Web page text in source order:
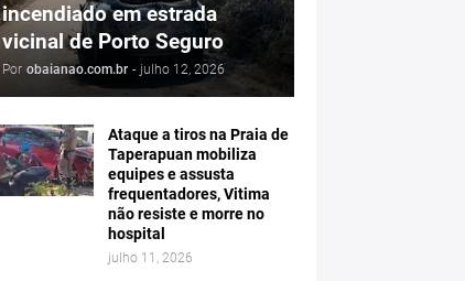
incendiado em estrada
vicinal de Porto Seguro
Por obaianao.com.br - julho 12, 2026
Ataque a tiros na Praia de
Taperapuan mobiliza
equipes e assusta
frequentadores, Vitima
não resiste e morre no
hospital
julho 11, 2026